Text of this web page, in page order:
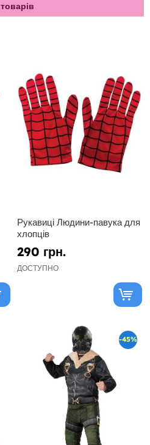
товарів
Рукавиці Людини-павука для
хлопців
290 грн.
ДОСТУПНО
-45%